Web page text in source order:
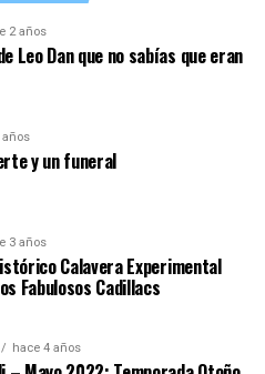
2 años
Leo Dan que no sabías que eran
años
y un funeral
3 años
Calavera Experimental
Fabulosos Cadillacs
hace 4 años